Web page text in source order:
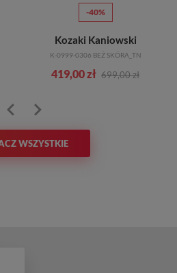
-40%
Kozaki Kaniowski
K-0999-0306 BEŻ SKÓRA_TN
419,00 zł 699,00 zł
WSZYSTKIE